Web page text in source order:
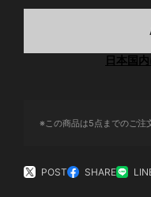
日本国
※この商品は5点までのご注
POST SHARE